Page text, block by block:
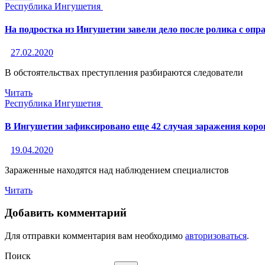
Республика Ингушетия
На подростка из Ингушетии завели дело после ролика с
27.02.2020
В обстоятельствах преступления разбираются следователи
Читать
Республика Ингушетия
В Ингушетии зафиксировано еще 42 случая заражения
19.04.2020
Зараженные находятся над наблюдением специалистов
Читать
Добавить комментарий
Для отправки комментария вам необходимо авторизоваться.
Поиск